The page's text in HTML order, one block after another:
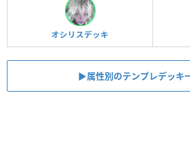
オシリスデッキ
▶︎属性別のテンプレデッキ